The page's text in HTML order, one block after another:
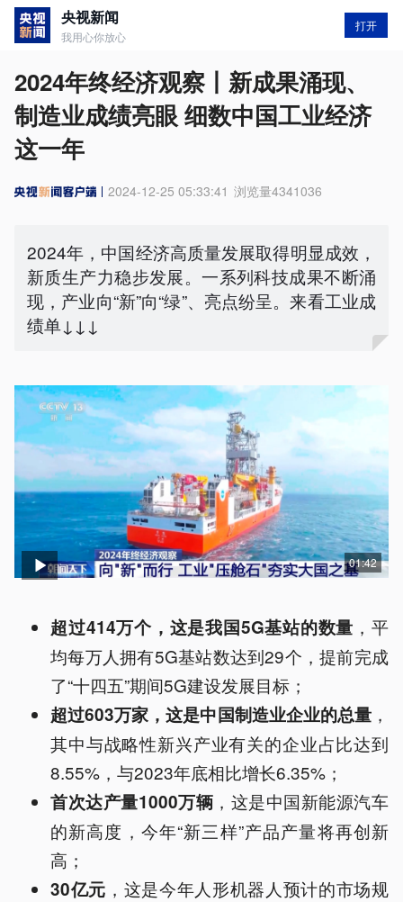
央视新闻
我用心你放心
打开
2024年终经济观察丨新成果涌现、
制造业成绩亮眼 细数中国工业经济
这一年
2024-12-25 05:33:41 浏览量4341036
2024年，中国经济高质量发展取得明显成效，
新质生产力稳步发展。一系列科技成果不断涌
现，产业向“新”向“绿”、亮点纷呈。来看工业成
绩单↓↓↓
01:42
超过414万个，这是我国5G基站的数量 ，平
均每万人拥有5G基站数达到29个，提前完成
了“十四五”期间5G建设发展目标；
超过603万家，这是中国制造业企业的总量 ，
其中与战略性新兴产业有关的企业占比达到
8.55%，与2023年底相比增长6.35%；
首次达产量1000万辆 ，这是中国新能源汽车
的新高度，今年“新三样”产品产量将再创新
高；
30亿元 ，这是今年人形机器人预计的市场规